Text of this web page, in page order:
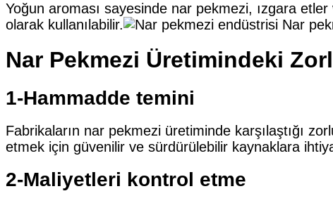
Yoğun aroması sayesinde nar pekmezi, ızgara
olarak kullanılabilir.
Nar Pekmezi Üretimindeki
1-Hammadde temini
Fabrikaların nar pekmezi üretiminde karşılaştığı
etmek için güvenilir ve sürdürülebilir kaynaklara
2-Maliyetleri kontrol etme